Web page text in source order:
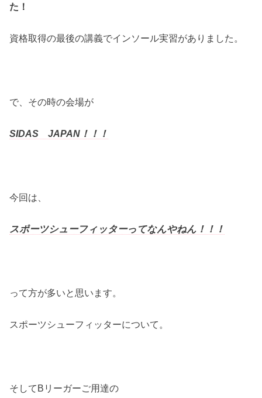
た！
資格取得の最後の講義でインソール実習がありました。
で、その時の会場が
SIDAS JAPAN！！！
今回は、
スポーツシューフィッターってなんやねん！！！
って方が多いと思います。
スポーツシューフィッターについて。
そしてBリーガーご用達の